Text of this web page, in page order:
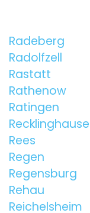
Radeberg
Radolfzell
Rastatt
Rathenow
Ratingen
Rees
Regen
Regensburg
Rehau
Reichelsheim